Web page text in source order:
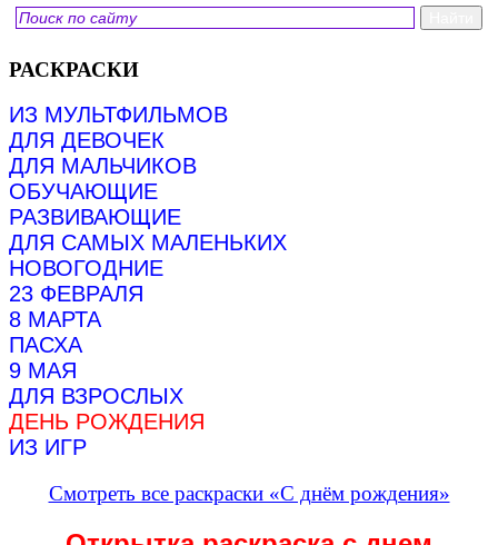
РАСКРАСКИ
ИЗ МУЛЬТФИЛЬМОВ
ДЛЯ ДЕВОЧЕК
ДЛЯ МАЛЬЧИКОВ
ОБУЧАЮЩИЕ
РАЗВИВАЮЩИЕ
ДЛЯ САМЫХ МАЛЕНЬКИХ
НОВОГОДНИЕ
23 ФЕВРАЛЯ
8 МАРТА
ПАСХА
9 МАЯ
ДЛЯ ВЗРОСЛЫХ
ДЕНЬ РОЖДЕНИЯ
ИЗ ИГР
Смотреть все раскраски «С днём рождения»